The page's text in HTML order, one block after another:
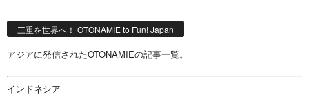
三重を世界へ！ OTONAMIE to Fun! Japan
アジアに発信されたOTONAMIEの記事一覧。
インドネシア